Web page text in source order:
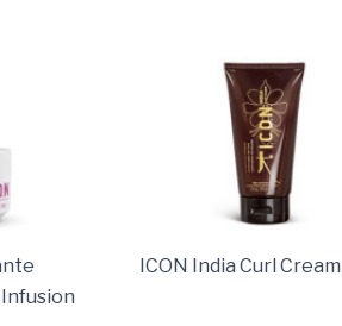
Infusion
ICON India Curl Cream